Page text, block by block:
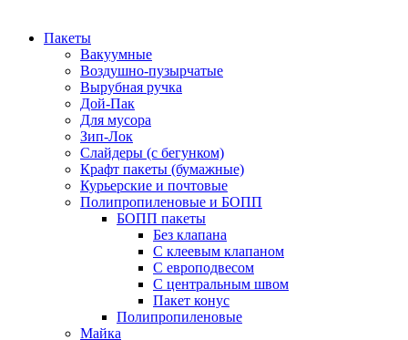
Пакеты
Вакуумные
Воздушно-пузырчатые
Вырубная ручка
Дой-Пак
Для мусора
Зип-Лок
Слайдеры (с бегунком)
Крафт пакеты (бумажные)
Курьерские и почтовые
Полипропиленовые и БОПП
БОПП пакеты
Без клапана
С клеевым клапаном
С европодвесом
С центральным швом
Пакет конус
Полипропиленовые
Майка